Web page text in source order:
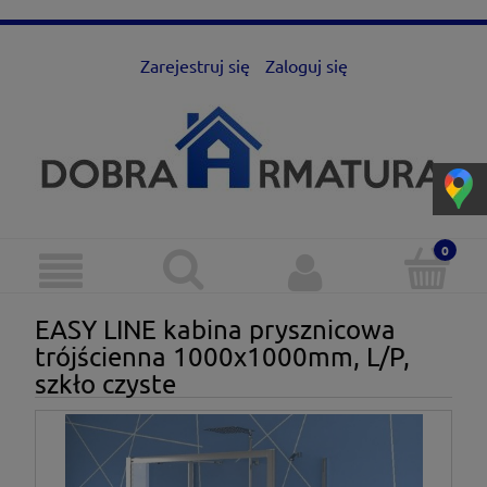
Zarejestruj się Zaloguj się
EASY LINE kabina prysznicowa
trójścienna 1000x1000mm, L/P,
szkło czyste